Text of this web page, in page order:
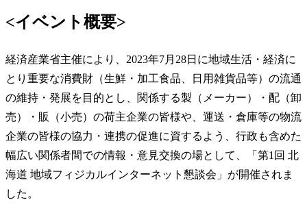
<イベント概要>
経済産業省主催により、2023年7月28日に地域生活・経済に
とり重要な消費財（生鮮・加工食品、日用雑貨品等）の流通
の維持・発展を目的とし、関係する製（メーカー）・配（卸
売）・販（小売）の荷主企業の皆様や、運送・倉庫等の物流
企業の皆様の協力・連携の促進に資するよう、行政も含めた
幅広い関係者間での情報・意見交換の場として、「第1回 北
海道 地域フィジカルインターネット懇談会」が開催されま
した。